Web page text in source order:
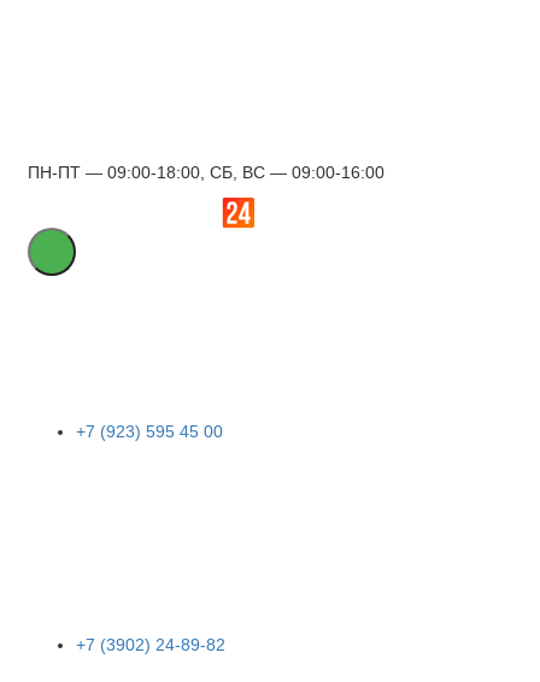
ПН-ПТ — 09:00-18:00, СБ, ВС — 09:00-16:00
+7 (923) 595 45 00
+7 (3902) 24-89-82